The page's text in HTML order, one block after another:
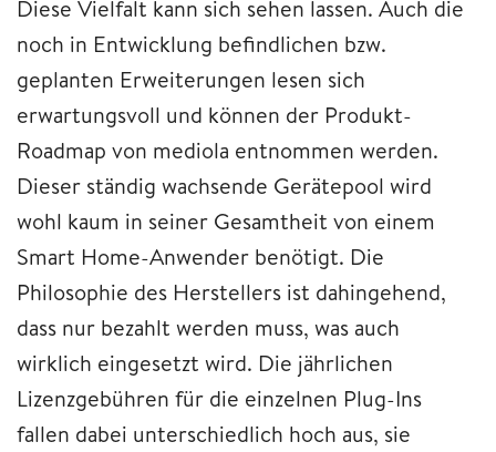
Diese Vielfalt kann sich sehen lassen. Auch die
noch in Entwicklung befindlichen bzw.
geplanten Erweiterungen lesen sich
erwartungsvoll und können der Produkt-
Roadmap von mediola entnommen werden.
Dieser ständig wachsende Gerätepool wird
wohl kaum in seiner Gesamtheit von einem
Smart Home-Anwender benötigt. Die
Philosophie des Herstellers ist dahingehend,
dass nur bezahlt werden muss, was auch
wirklich eingesetzt wird. Die jährlichen
Lizenzgebühren für die einzelnen Plug-Ins
fallen dabei unterschiedlich hoch aus, sie